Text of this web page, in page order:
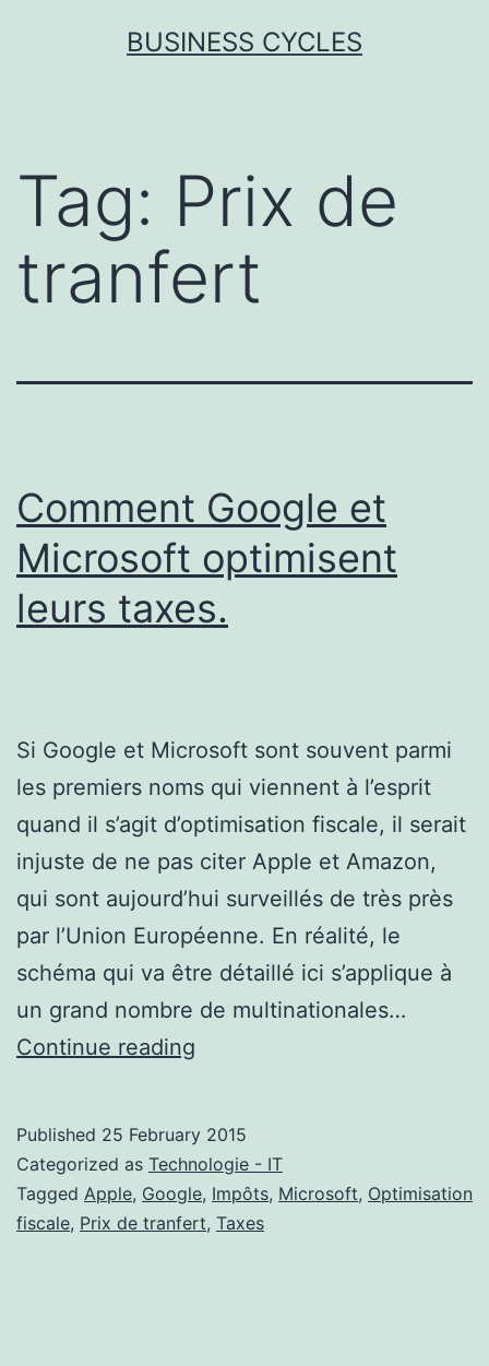
BUSINESS CYCLES
Tag: Prix de
tranfert
Comment Google et
Microsoft optimisent
leurs taxes.
Si Google et Microsoft sont souvent parmi
les premiers noms qui viennent à l’esprit
quand il s’agit d’optimisation fiscale, il serait
injuste de ne pas citer Apple et Amazon,
qui sont aujourd’hui surveillés de très près
par l’Union Européenne. En réalité, le
schéma qui va être détaillé ici s’applique à
un grand nombre de multinationales…
Continue reading
Microsoft
optimisent
leurs
Published 25 February 2015
Categorized as Technologie - IT
Tagged Apple, Google, Impôts, Microsoft, Optimisation
fiscale, Prix de tranfert, Taxes